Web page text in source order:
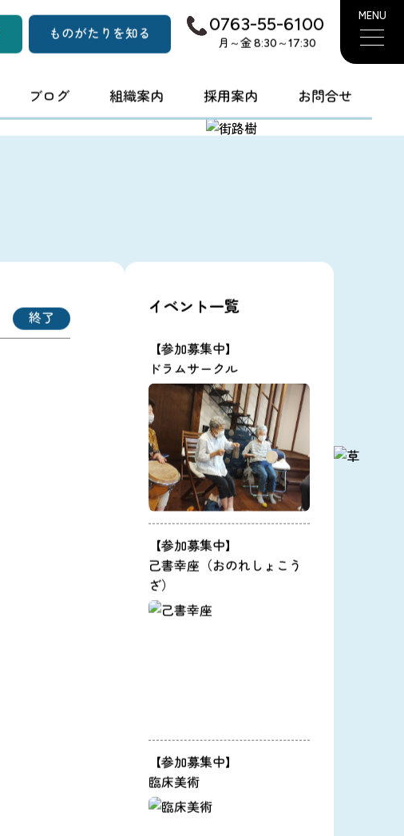
MENU
ものがたりを知る 0763-55-6100
月～金 8:30～17:30
ブログ 組織案内 採用案内 お問合せ
終了
イベント一覧
【参加募集中】
ドラムサークル
【参加募集中】
己書幸座（おのれしょこう
ざ）
【参加募集中】
臨床美術